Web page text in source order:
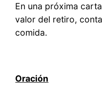
En una próxima
valor del retiro,
comida.
Oración